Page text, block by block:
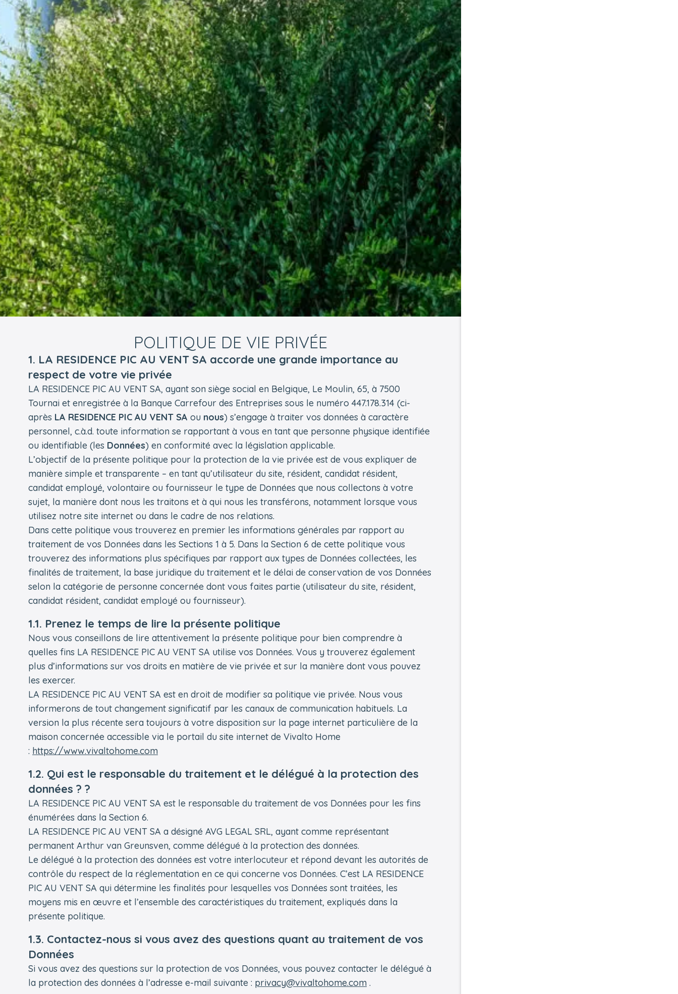
POLITIQUE DE VIE PRIVÉE
1. LA RESIDENCE PIC AU VENT SA accorde une grande importance au
respect de votre vie privée
LA RESIDENCE PIC AU VENT SA, ayant son siège social en Belgique, Le Moulin, 65, à 7500
Tournai et enregistrée à la Banque Carrefour des Entreprises sous le numéro 447.178.314 (ci-
après LA RESIDENCE PIC AU VENT SA ou nous) s’engage à traiter vos données à caractère
personnel, c.à.d. toute information se rapportant à vous en tant que personne physique identifiée
ou identifiable (les Données) en conformité avec la législation applicable.
L’objectif de la présente politique pour la protection de la vie privée est de vous expliquer de
manière simple et transparente – en tant qu’utilisateur du site, résident, candidat résident,
candidat employé, volontaire ou fournisseur le type de Données que nous collectons à votre
sujet, la manière dont nous les traitons et à qui nous les transférons, notamment lorsque vous
utilisez notre site internet ou dans le cadre de nos relations.
Dans cette politique vous trouverez en premier les informations générales par rapport au
traitement de vos Données dans les Sections 1 à 5. Dans la Section 6 de cette politique vous
trouverez des informations plus spécifiques par rapport aux types de Données collectées, les
finalités de traitement, la base juridique du traitement et le délai de conservation de vos Données
selon la catégorie de personne concernée dont vous faites partie (utilisateur du site, résident,
candidat résident, candidat employé ou fournisseur).
1.1. Prenez le temps de lire la présente politique
Nous vous conseillons de lire attentivement la présente politique pour bien comprendre à
quelles fins LA RESIDENCE PIC AU VENT SA utilise vos Données. Vous y trouverez également
plus d’informations sur vos droits en matière de vie privée et sur la manière dont vous pouvez
les exercer.
LA RESIDENCE PIC AU VENT SA est en droit de modifier sa politique vie privée. Nous vous
informerons de tout changement significatif par les canaux de communication habituels. La
version la plus récente sera toujours à votre disposition sur la page internet particulière de la
maison concernée accessible via le portail du site internet de Vivalto Home
: https://www.vivaltohome.com
1.2. Qui est le responsable du traitement et le délégué à la protection des
données ? ?
LA RESIDENCE PIC AU VENT SA est le responsable du traitement de vos Données pour les fins
énumérées dans la Section 6.
LA RESIDENCE PIC AU VENT SA a désigné AVG LEGAL SRL, ayant comme représentant
permanent Arthur van Greunsven, comme délégué à la protection des données.
Le délégué à la protection des données est votre interlocuteur et répond devant les autorités de
contrôle du respect de la réglementation en ce qui concerne vos Données. C’est LA RESIDENCE
PIC AU VENT SA qui détermine les finalités pour lesquelles vos Données sont traitées, les
moyens mis en œuvre et l’ensemble des caractéristiques du traitement, expliqués dans la
présente politique.
1.3. Contactez-nous si vous avez des questions quant au traitement de vos
Données
Si vous avez des questions sur la protection de vos Données, vous pouvez contacter le délégué à
la protection des données à l’adresse e-mail suivante : privacy@vivaltohome.com .